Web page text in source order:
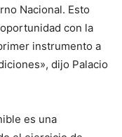
Nacional. Esto
con la
instrumento a
dijo Palacio
es una